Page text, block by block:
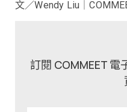
文／Wendy Liu｜
訂閱 COMMEET 電